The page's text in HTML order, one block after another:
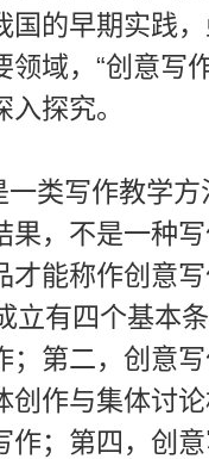
国的早期实践
领域，“创意写
探究。
一类写作教学
果，不是一种
才能称作创意
立有四个基本
；第二，创意
创作与集体讨
作；第四，创